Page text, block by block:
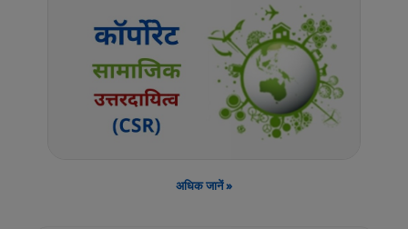
OPD और IPD सुविधाओं के साथ 3 अस्पतालों का इम्पैनलमेंट
27/05/26
अधिक जानें »